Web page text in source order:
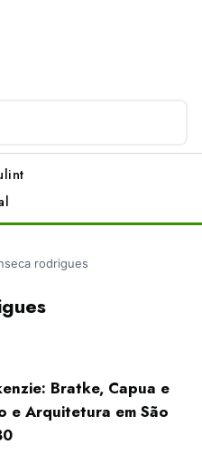
int
rodrigues
Bratke, Capua e
e Arquitetura em São